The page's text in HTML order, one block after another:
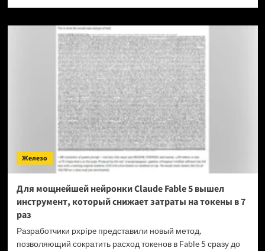
OPPO
прекращает
поддержку
OxygenOS
и
Realme
UI
—
OnePlus
и
realme
полностью
переходят
на
Железо
Для мощнейшей нейронки Claude Fable 5 вышел
инструмент, который снижает затраты на токены в 7
раз
Разработчики pxpipe представили новый метод,
позволяющий сократить расход токенов в Fable 5 сразу до